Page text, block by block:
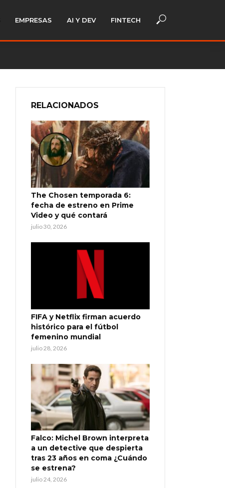
EMPRESAS AI Y DEV FINTECH
RELACIONADOS
The Chosen temporada 6:
fecha de estreno en Prime
Video y qué contará
julio 30, 2026
FIFA y Netflix firman acuerdo
histórico para el fútbol
femenino mundial
julio 28, 2026
Falco: Michel Brown interpreta
a un detective que despierta
tras 23 años en coma ¿Cuándo
se estrena?
julio 24, 2026